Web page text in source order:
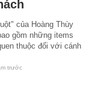
của Hoàng Thùy
gồm những items
thuộc đối với cánh
trước